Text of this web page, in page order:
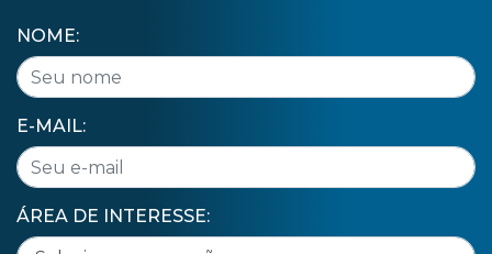
NOME:
E-MAIL:
ÁREA DE INTERESSE: